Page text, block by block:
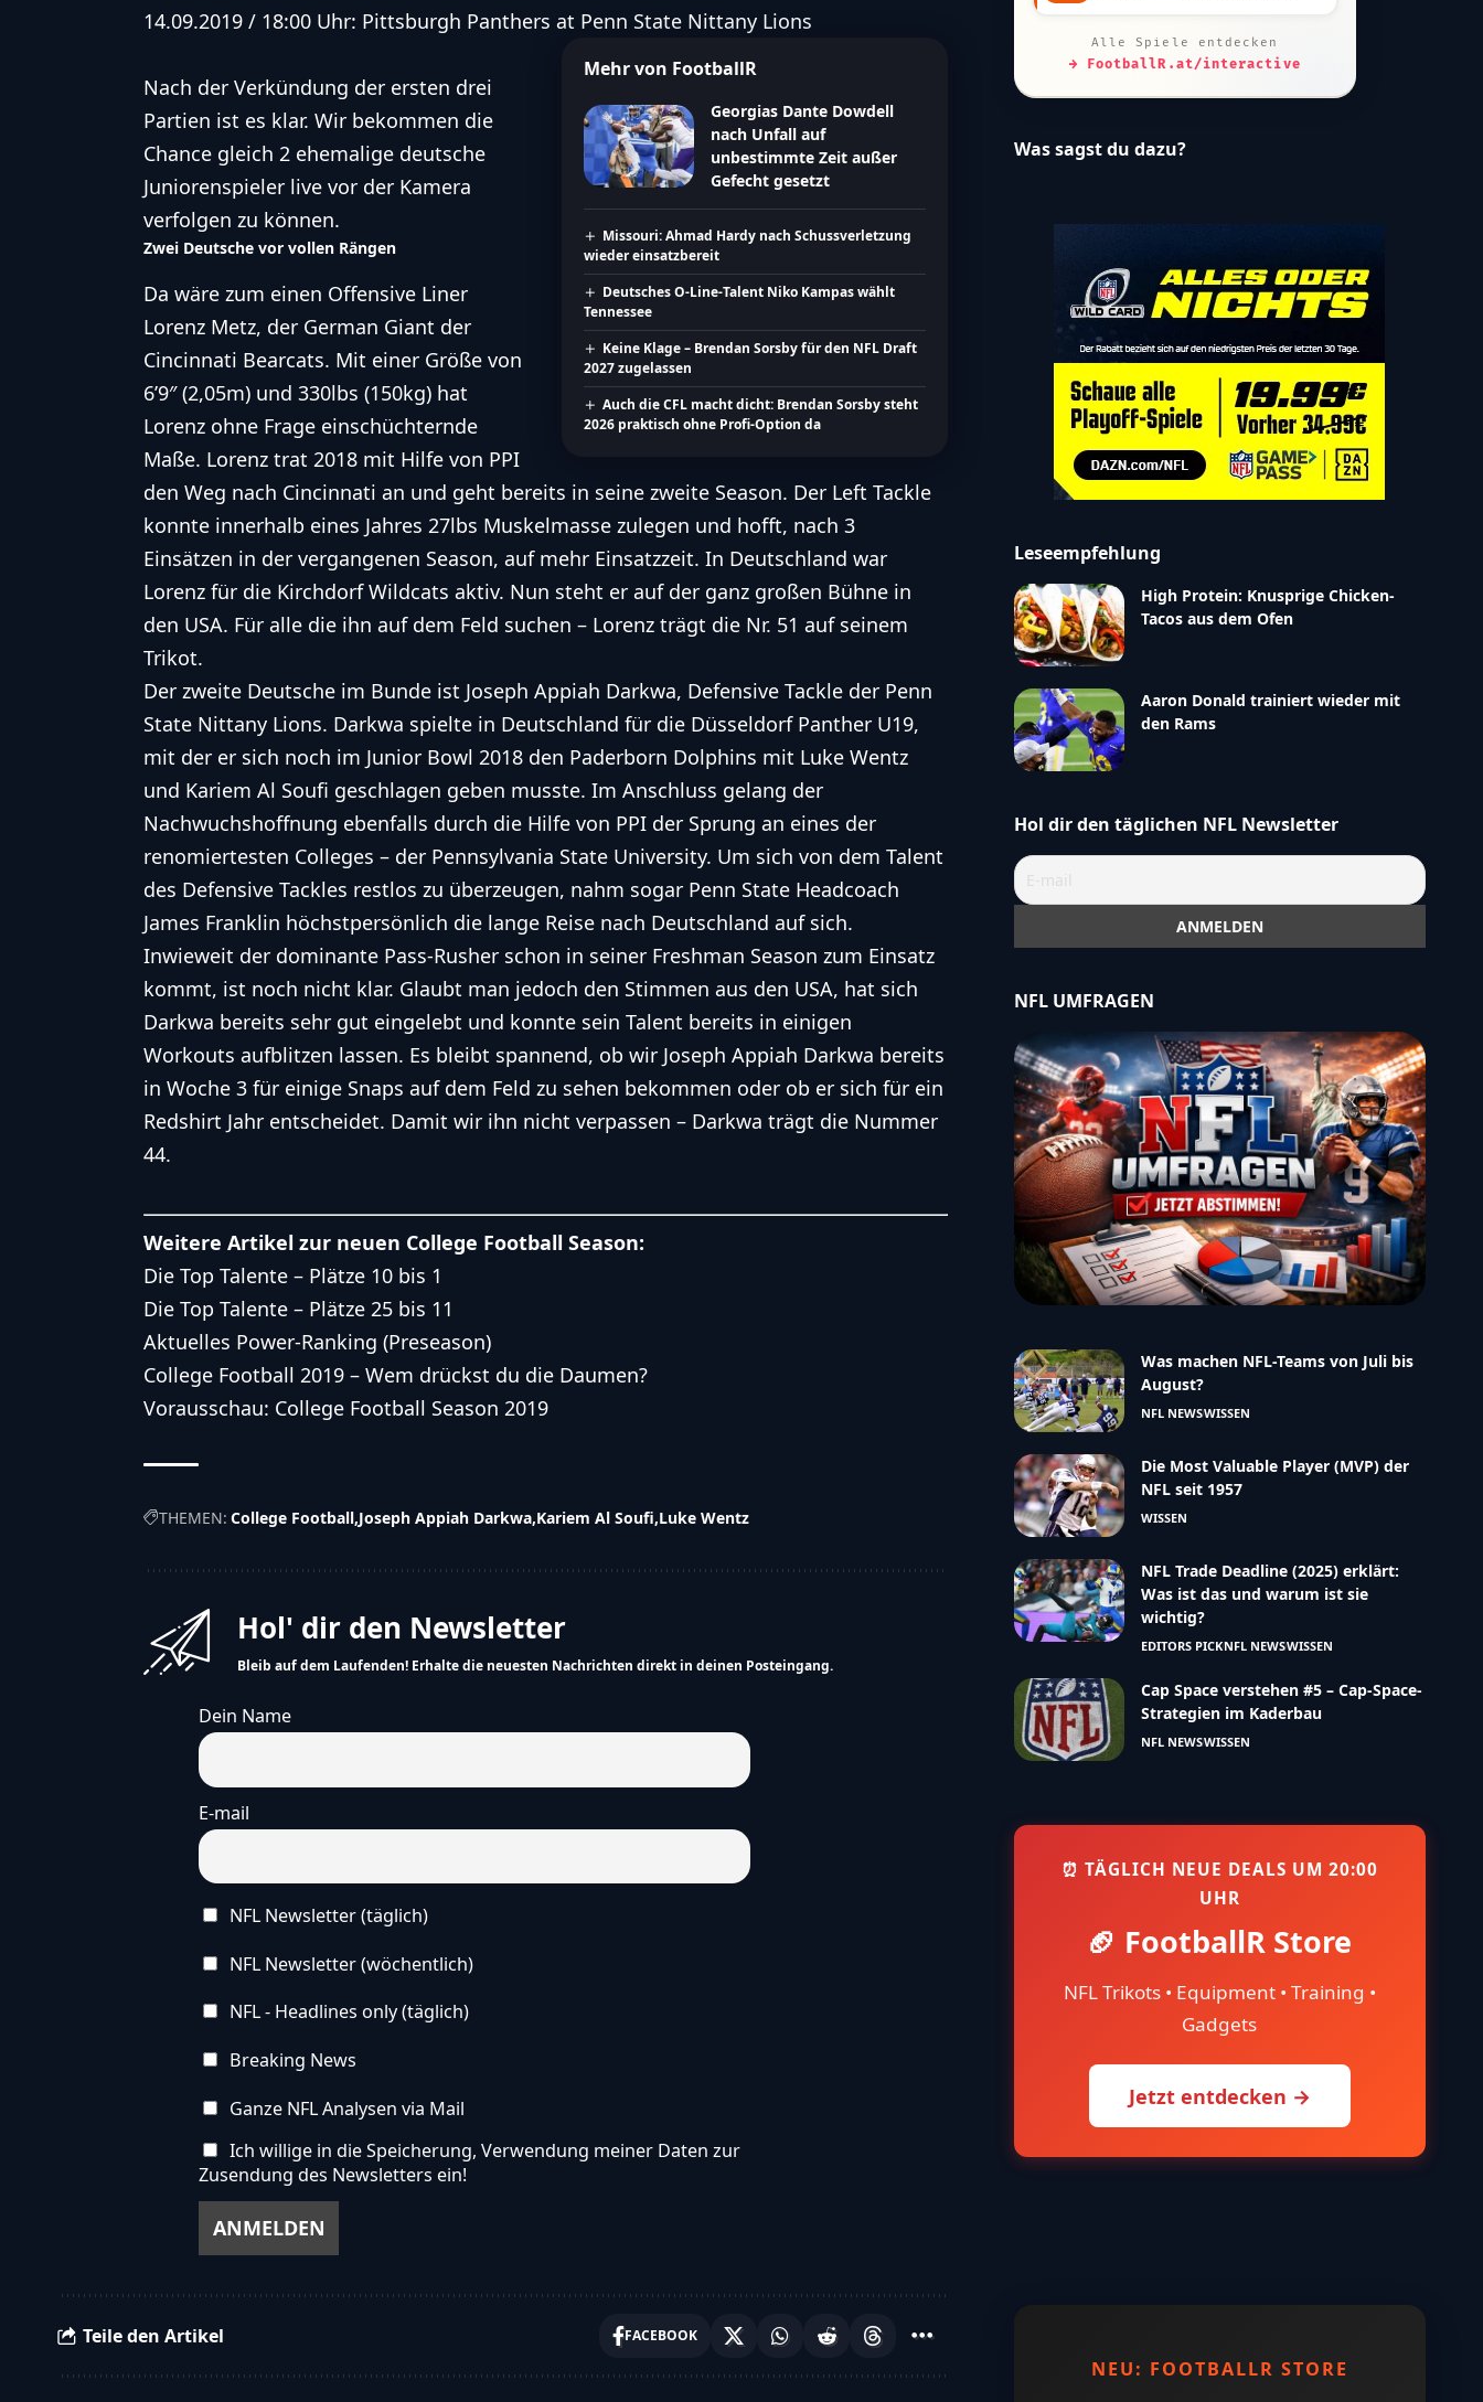
14.09.2019 / 18:00 Uhr: Pittsburgh Panthers at Penn State Nittany Lions
Mehr von FootballR
Georgias Dante Dowdell
nach Unfall auf
unbestimmte Zeit außer
Gefecht gesetzt
Missouri: Ahmad Hardy nach Schussverletzung
wieder einsatzbereit
Deutsches O-Line-Talent Niko Kampas wählt
Tennessee
Keine Klage – Brendan Sorsby für den NFL Draft
2027 zugelassen
Auch die CFL macht dicht: Brendan Sorsby steht
2026 praktisch ohne Profi-Option da
Nach der Verkündung der ersten drei
Partien ist es klar. Wir bekommen die
Chance gleich 2 ehemalige deutsche
Juniorenspieler live vor der Kamera
verfolgen zu können.
Zwei Deutsche vor vollen Rängen
Da wäre zum einen Offensive Liner
Lorenz Metz, der German Giant der
Cincinnati Bearcats. Mit einer Größe von
6’9″ (2,05m) und 330lbs (150kg) hat
Lorenz ohne Frage einschüchternde
Maße. Lorenz trat 2018 mit Hilfe von PPI
den Weg nach Cincinnati an und geht bereits in seine zweite Season. Der Left Tackle
konnte innerhalb eines Jahres 27lbs Muskelmasse zulegen und hofft, nach 3
Einsätzen in der vergangenen Season, auf mehr Einsatzzeit. In Deutschland war
Lorenz für die Kirchdorf Wildcats aktiv. Nun steht er auf der ganz großen Bühne in
den USA. Für alle die ihn auf dem Feld suchen – Lorenz trägt die Nr. 51 auf seinem
Trikot.
Der zweite Deutsche im Bunde ist Joseph Appiah Darkwa, Defensive Tackle der Penn
State Nittany Lions. Darkwa spielte in Deutschland für die Düsseldorf Panther U19,
mit der er sich noch im Junior Bowl 2018 den Paderborn Dolphins mit Luke Wentz
und Kariem Al Soufi geschlagen geben musste. Im Anschluss gelang der
Nachwuchshoffnung ebenfalls durch die Hilfe von PPI der Sprung an eines der
renomiertesten Colleges – der Pennsylvania State University. Um sich von dem Talent
des Defensive Tackles restlos zu überzeugen, nahm sogar Penn State Headcoach
James Franklin höchstpersönlich die lange Reise nach Deutschland auf sich.
Inwieweit der dominante Pass-Rusher schon in seiner Freshman Season zum Einsatz
kommt, ist noch nicht klar. Glaubt man jedoch den Stimmen aus den USA, hat sich
Darkwa bereits sehr gut eingelebt und konnte sein Talent bereits in einigen
Workouts aufblitzen lassen. Es bleibt spannend, ob wir Joseph Appiah Darkwa bereits
in Woche 3 für einige Snaps auf dem Feld zu sehen bekommen oder ob er sich für ein
Redshirt Jahr entscheidet. Damit wir ihn nicht verpassen – Darkwa trägt die Nummer
44.
Weitere Artikel zur neuen College Football Season:
Die Top Talente – Plätze 10 bis 1
Die Top Talente – Plätze 25 bis 11
Aktuelles Power-Ranking (Preseason)
College Football 2019 – Wem drückst du die Daumen?
Vorausschau: College Football Season 2019
THEMEN: College Football Joseph Appiah Darkwa Kariem Al Soufi Luke Wentz
Hol' dir den Newsletter
Bleib auf dem Laufenden! Erhalte die neuesten Nachrichten direkt in deinen Posteingang.
Dein Name
E-mail
NFL Newsletter (täglich)
NFL Newsletter (wöchentlich)
NFL - Headlines only (täglich)
Breaking News
Ganze NFL Analysen via Mail
Ich willige in die Speicherung, Verwendung meiner Daten zur
Zusendung des Newsletters ein!
Teile den Artikel FACEBOOK
Alle Spiele entdecken
→ FootballR.at/interactive
Was sagst du dazu?
Leseempfehlung
High Protein: Knusprige Chicken-
Tacos aus dem Ofen
Aaron Donald trainiert wieder mit
den Rams
Hol dir den täglichen NFL Newsletter
NFL UMFRAGEN
Was machen NFL-Teams von Juli bis
August?
NFL NEWSWISSEN
Die Most Valuable Player (MVP) der
NFL seit 1957
WISSEN
NFL Trade Deadline (2025) erklärt:
Was ist das und warum ist sie
wichtig?
EDITORS PICKNFL NEWSWISSEN
Cap Space verstehen #5 – Cap-Space-
Strategien im Kaderbau
NFL NEWSWISSEN
⏰ TÄGLICH NEUE DEALS UM 20:00
UHR
🏈 FootballR Store
NFL Trikots • Equipment • Training •
Gadgets
Jetzt entdecken →
NEU: FOOTBALLR STORE